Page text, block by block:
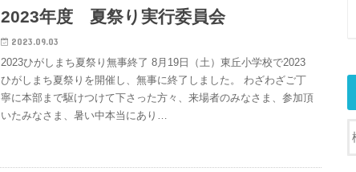
2023年度 夏祭り実行委員会
2023.09.03
2023ひがしまち夏祭り無事終了 8月19日（土）東丘小学校で2023
ひがしまち夏祭りを開催し、無事に終了しました。 わざわざご丁
寧に本部まで駆けつけて下さった方々、来場者のみなさま、参加頂
いたみなさま、暑い中本当にあり…